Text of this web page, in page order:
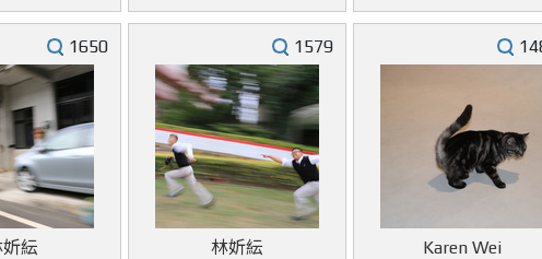
1650
紜
1579
林妡紜 Karen Wei